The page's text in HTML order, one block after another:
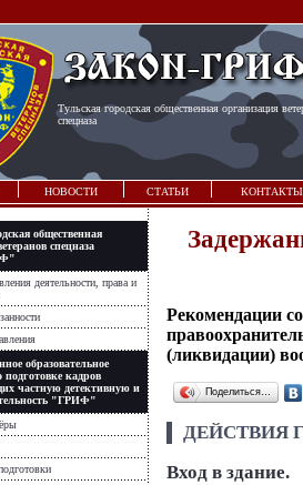
Тульская городская общественная организация
спецназа
НОВОСТИ СТАТЬИ КОНТАКТЫ
общественная
спецназа
деятельности, права и
образовательное
подготовке кадров
частную детективную и
"ГРИФ"
Рекомендации
(ликвидации)
Поделиться…
ДЕЙСТВИЯ
Вход в здание.